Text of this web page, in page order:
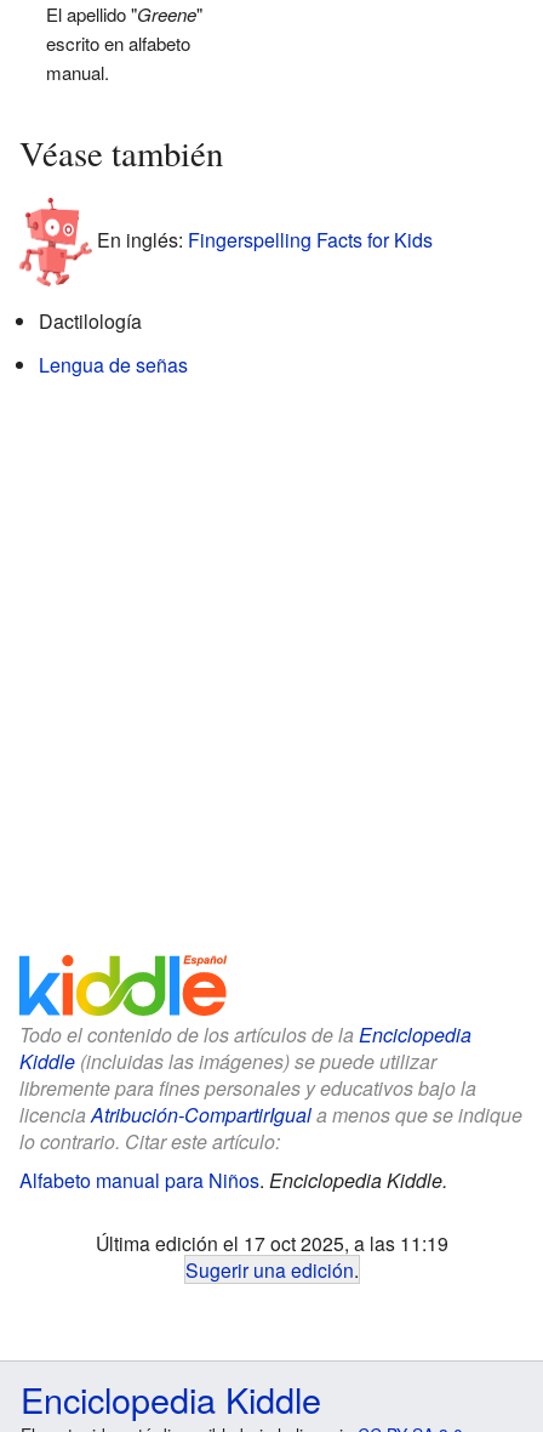
El apellido "Greene"
escrito en alfabeto
manual.
Véase también
En inglés: Fingerspelling Facts for Kids
Dactilología
Lengua de señas
Todo el contenido de los artículos de la Enciclopedia
Kiddle (incluidas las imágenes) se puede utilizar
libremente para fines personales y educativos bajo la
licenciaAtribución-CompartirIguala menos que se indique
lo contrario. Citar este artículo:
Alfabeto manual para Niños. Enciclopedia Kiddle.
Última edición el 17 oct 2025, a las 11:19
Sugerir una edición.
Enciclopedia Kiddle